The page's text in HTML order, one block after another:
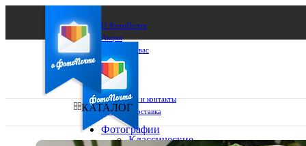
О ФотоПочте
Акции
Сделаем за вас
Бизнесу
FAQ
Франшиза
Поддержка и контакты
Оплата и доставка
КАТАЛОГ
Фотографии
Классические